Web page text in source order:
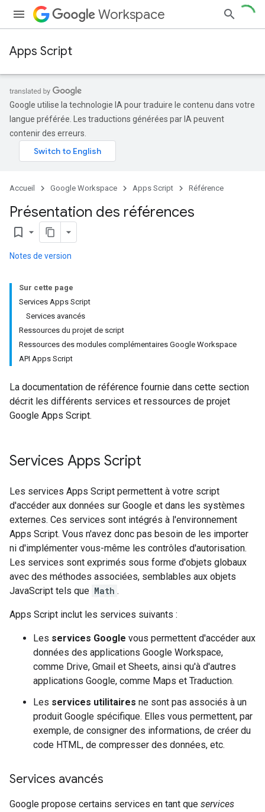
Workspace
Apps Script
Google utilise la technologie IA pour traduire le contenu dans votre
langue préférée. Les traductions générées par IA peuvent
contenir des erreurs.
Accueil Google Workspace Apps Script Référence
Présentation des références
bookmark_border
Notes de version
Sur cette page
Services Apps Script
Services avancés
Ressources du projet de script
Ressources des modules complémentaires Google Workspace
API Apps Script
La documentation de référence fournie dans cette section
décrit les différents services et ressources de projet
Google Apps Script.
Services Apps Script
Les services Apps Script permettent à votre script
d'accéder aux données sur Google et dans les systèmes
externes. Ces services sont intégrés à l'environnement
Apps Script. Vous n'avez donc pas besoin de les importer
ni d'implémenter vous-même les contrôles d'autorisation.
Les services sont exprimés sous forme d'objets globaux
avec des méthodes associées, semblables aux objets
JavaScript tels que Math .
Apps Script inclut les services suivants :
Les services Google vous permettent d'accéder aux
données des applications Google Workspace,
comme Drive, Gmail et Sheets, ainsi qu'à d'autres
applications Google, comme Maps et Traduction.
Les services utilitaires ne sont pas associés à un
produit Google spécifique. Elles vous permettent, par
exemple, de consigner des informations, de créer du
code HTML, de compresser des données, etc.
Services avancés
Google propose certains services en tant que services